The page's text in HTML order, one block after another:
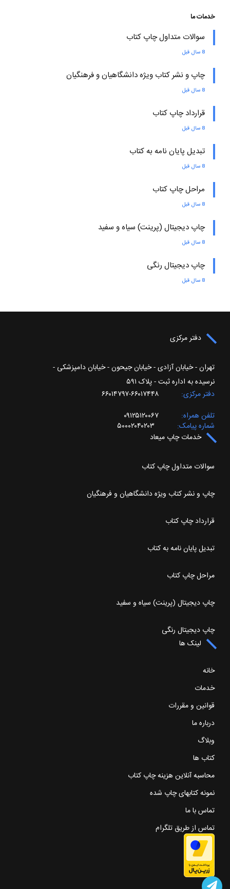
خدمات ما
سوالات متداول چاپ کتاب
8 سال قبل
چاپ و نشر کتاب ویژه دانشگاهیان و فرهنگیان
8 سال قبل
قرارداد چاپ کتاب
8 سال قبل
تبدیل پایان نامه به کتاب
8 سال قبل
مراحل چاپ کتاب
8 سال قبل
چاپ دیجیتال (پرینت) سیاه و سفید
8 سال قبل
چاپ دیجیتال رنگی
8 سال قبل
دفتر مرکزی
تهران - خیابان آزادی - خیابان جیحون - خیابان دامپزشکی -
نرسیده به اداره ثبت - پلاک ۵۹۱
دفتر مرکزی
۶۶۰۱۷۴۴۸-۶۶۰۱۴۷۹۷
تلفن همراه
۰۹۱۲۵۱۲۰۰۶۷
شماره پیامک
۵۰۰۰۲۰۴۰۲۰۳
خدمات چاپ میعاد
سوالات متداول چاپ کتاب
چاپ و نشر کتاب ویژه دانشگاهیان و فرهنگیان
قرارداد چاپ کتاب
تبدیل پایان نامه به کتاب
مراحل چاپ کتاب
چاپ دیجیتال (پرینت) سیاه و سفید
چاپ دیجیتال رنگی
لینک ها
خانه
خدمات
قوانین و مقررات
درباره ما
وبلاگ
کتاب ها
محاسبه آنلاین هزینه چاپ کتاب
نمونه کتابهای چاپ شده
تماس با ما
تماس از طریق تلگرام